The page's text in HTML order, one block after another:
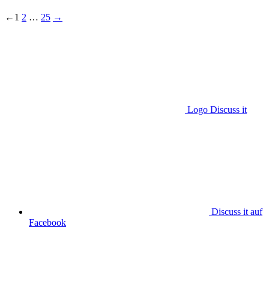
← 1 2 … 25 →
Logo Discuss it
Discuss it auf
Facebook